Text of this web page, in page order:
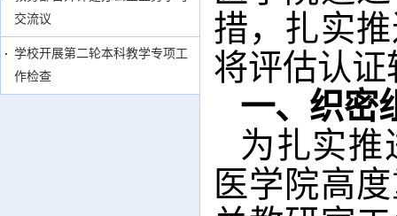
交流议
学校开展第二轮本科教学专项工
作检查
措，扎实
将评估认
一、织密
为扎实推
医学院高